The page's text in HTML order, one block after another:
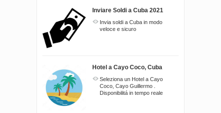
Inviare Soldi a Cuba 2021
Invia soldi a Cuba in modo
veloce e sicuro
Hotel a Cayo Coco, Cuba
Seleziona un Hotel a Cayo
Coco, Cayo Guillermo .
Disponibilitá in tempo reale